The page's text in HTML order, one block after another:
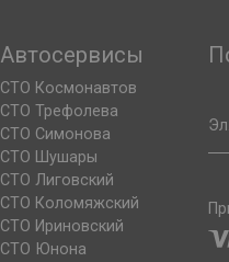
Автосервисы
СТО Космонавтов
СТО Трефолева
СТО Симонова
СТО Шушары
СТО Лиговский
СТО Коломяжский
СТО Ириновский
СТО Юнона